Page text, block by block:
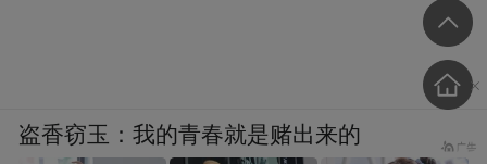
盗香窃玉：我的青春就是赌出来的